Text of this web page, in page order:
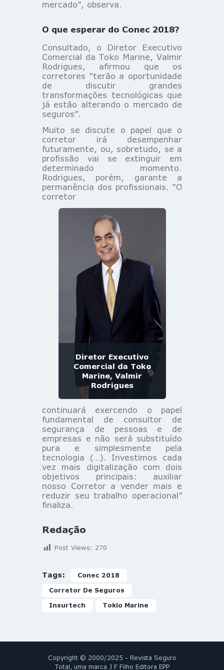
mercado”, observa.
O que esperar do Conec 2018?
Consultado, o Diretor Executivo
Comercial da Toko Marine, Valmir
Rodrigues, afirmou que os
corretores “terão a oportunidade
de discutir grandes
transformações tecnológicas que
já estão alterando o mercado de
seguros”.
Muito se discute o papel que o
corretor irá desempenhar
futuramente, ou, sobretudo, se a
profissão vai se extinguir em
determinado momento.
Rodrigues, porém, garante a
permanência dos profissionais. “O
corretor
Diretor Executivo
Comercial da Toko
Marine, Valmir
Rodrigues
continuará exercendo o papel
fundamental de consultor de
segurança de pessoas e de
empresas e não será substituído
pura e simplesmente pela
tecnologia (…). Investimos cada
vez mais digitalização com dois
objetivos principais: auxiliar
nosso Corretor a vender mais e
reduzir seu trabalho operacional”
finaliza.
Redação
Post Views: 270
Tags: Conec 2018
Corretor De Seguros
Insurtech Tokio Marine
Copyright © 2000/2025 - Revista Seguro
Total, uma marca J F Filho Editora EPP